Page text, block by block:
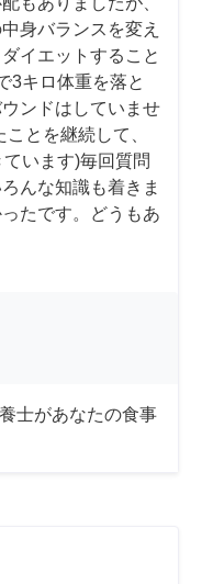
身バランスを変え
イエットすること
3キロ体重を落と
ンドはしていませ
とを継続して、
います)毎回質問
んな知識も着きま
たです。どうもあ
士があなたの食事